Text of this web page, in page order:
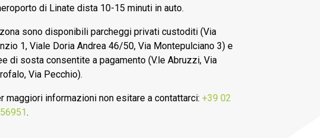
di Linate dista 10-15 minuti in auto.
sono disponibili parcheggi privati custoditi (Via
1, Viale Doria Andrea 46/50, Via Montepulciano 3) e
di sosta consentite a pagamento (V.le Abruzzi, Via
Via Pecchio).
maggiori informazioni non esitare a contattarci:+39 02
.